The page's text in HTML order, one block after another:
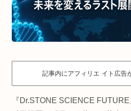
記事内にアフィリエ イト広告
『Dr.STONE SCIENCE